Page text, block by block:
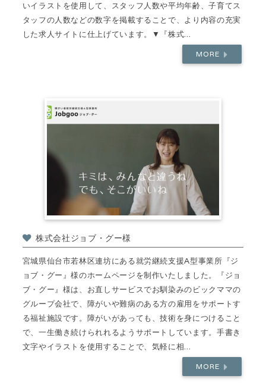
いイラストを使用して、スタッフ人数や平均年齢、子育てス
タッフの人数などの数字を掲載することで、より内容の充実
した求人サイトに仕上げています。▼『株式...
MORE
株式会社ジョブ・グー様
宮城県仙台市若林区連坊にある就労継続支援A型事業所『ジ
ョブ・グー』様のホームページを制作いたしました。『ジョ
ブ・グー』様は、お直しサービスでお馴染みのビックママの
グループ会社で、障がいや難病のある方の雇用をサポートす
る福祉施設です。障がいがあっても、技術を身につけること
で、一生働き続けられれるようサポートしています。手書き
文字やイラストを使用することで、気軽に相...
MORE